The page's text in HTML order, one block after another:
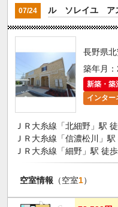
07/24 ル ソレイユ ア
長野県
築年月
新築・築
インター
ＪＲ大糸線「北細野」駅
ＪＲ大糸線「信濃松川」
ＪＲ大糸線「細野」駅 徒歩
空室情報 （空室1）